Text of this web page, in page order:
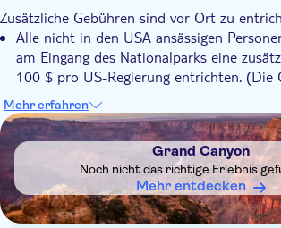
Inklusive Transfer
Mittagessen
Zusätzliche Gebühren sind vor Ort zu
Alle nicht in den USA ansässigen
am Eingang des Nationalparks eine
100 $ pro US-Regierung entrichten. (Die
Reisepreis enthalten). Dies hat keine
derzeitige US-Bürger. Alle Gäste sollten
mitbringen. (Führerschein, Reisepass
Im Voraus wissen:
Bitte ziehen Sie sich entsprechend an,
am Grand Canyon in den
Celsius fallen können.
Mehr erfahren
DSA1Grand Canyon
Grand Canyon
Noch nicht das richtige Erlebnis
Mehr entdecken